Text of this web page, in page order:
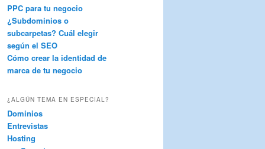
PPC para tu negocio
¿Subdominios o
subcarpetas? Cuál elegir
según el SEO
Cómo crear la identidad de
marca de tu negocio
¿ALGÚN TEMA EN ESPECIAL?
Dominios
Entrevistas
Hosting